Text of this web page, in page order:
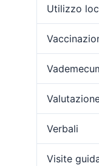
Utilizzo
Verbali
Visite